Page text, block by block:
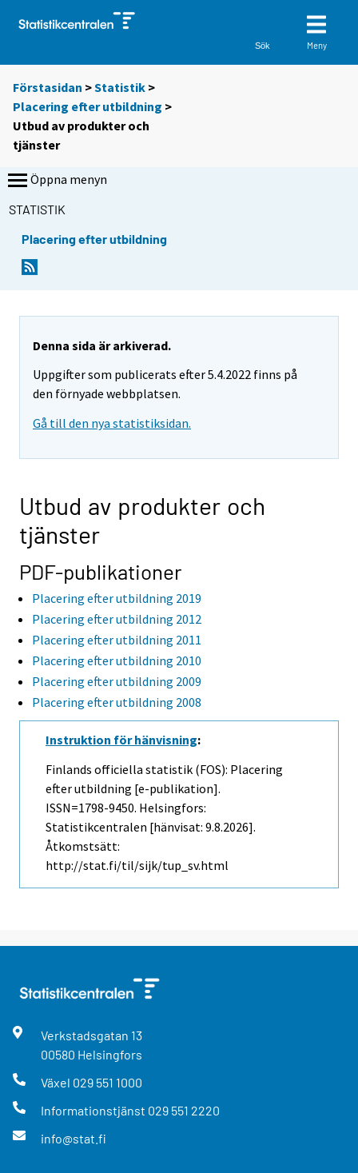
Sök Meny
Förstasidan >Statistik >
Placering efter utbildning >
Utbud av produkter och
tjänster
Öppna menyn
STATISTIK
Placering efter utbildning
Denna sida är arkiverad.
Uppgifter som publicerats efter 5.4.2022 finns på
den förnyade webbplatsen.
Gå till den nya statistiksidan.
Utbud av produkter och
tjänster
PDF-publikationer
Placering efter utbildning 2019
Placering efter utbildning 2012
Placering efter utbildning 2011
Placering efter utbildning 2010
Placering efter utbildning 2009
Placering efter utbildning 2008
Instruktion för hänvisning:
Finlands officiella statistik (FOS): Placering
efter utbildning [e-publikation].
ISSN=1798-9450. Helsingfors:
Statistikcentralen [hänvisat: 9.8.2026].
Åtkomstsätt:
http://stat.fi/til/sijk/tup_sv.html
Verkstadsgatan 13
00580 Helsingfors
Växel 029 551 1000
Informationstjänst 029 551 2220
info@stat.fi